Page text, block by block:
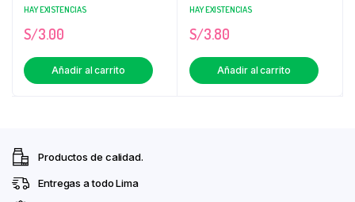
HAY EXISTENCIAS
S/3.00
Añadir al carrito
HAY EXISTENCIAS
S/3.80
Añadir al carrito
Productos de calidad.
Entregas a todo Lima